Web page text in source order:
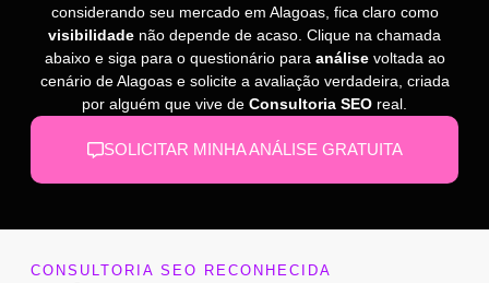
considerando seu mercado em Alagoas, fica claro como
visibilidade não depende de acaso. Clique na chamada
abaixo e siga para o questionário para análisevoltada ao
cenário de Alagoas e solicite a avaliação verdadeira, criada
por alguém que vive de Consultoria SEO real.
SOLICITAR MINHA ANÁLISE GRATUITA
CONSULTORIA SEO RECONHECIDA